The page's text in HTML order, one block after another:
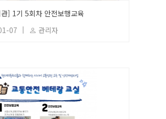
] 1기 5회차 안전보행교육
07 | 관리자